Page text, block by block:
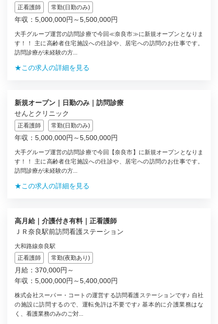
正看護師 常勤(日勤のみ)
年収：5,000,000円～5,500,000円
大手グループ運営の訪問診療で今回≪奈良市≫に新規オープンとなりま
す！！ 主に高齢者住宅施設への往診や、居宅への訪問のお仕事です。
訪問診療が未経験の方...
★この求人の詳細を見る
新規オープン｜日勤のみ｜訪問診療
せんとクリニック
正看護師 常勤(日勤のみ)
年収：5,000,000円～5,500,000円
大手グループ運営の訪問診療で今回【奈良市】に新規オープンとなりま
す！！ 主に高齢者住宅施設への往診や、居宅への訪問のお仕事です。
訪問診療が未経験の方...
★この求人の詳細を見る
高月給｜介護付き有料｜正看護師
ＪＲ奈良駅前訪問看護ステーション
大和路線奈良駅
正看護師
常勤(夜勤あり)
月給：370,000円～
年収：5,000,000円～5,400,000円
株式会社スーパー・コートの運営する訪問看護ステーションです♪ 自社
の施設に訪問するので、運転免許は不要です♪ 基本的に介護業務はな
く、看護業務のみのご対...